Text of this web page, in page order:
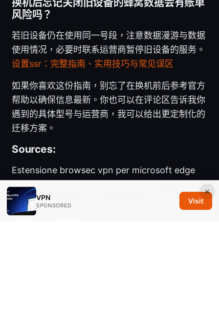
风险吗？
若旧设备仍在使用同一号段，注意数据漫游与数据
使用情况，必要时联系运营商暂停旧设备的服务。
设置ssr：完整指南、实用技巧与常见误区
如果你喜欢这份指南，别忘了在换机前后参考官方
帮助以确保信息最新。你也可以在评论区告诉我你
遇到的具体型号与运营商，我可以给出更定制化的
迁移方案。
Sources:
Estensione browsec vpn per microsoft edge
guida completa e recensione 2026
翻墙违法吗？在中国使用 vpn ⭐ 的真实情况与风
×
VPN
SPONSORED
Visit